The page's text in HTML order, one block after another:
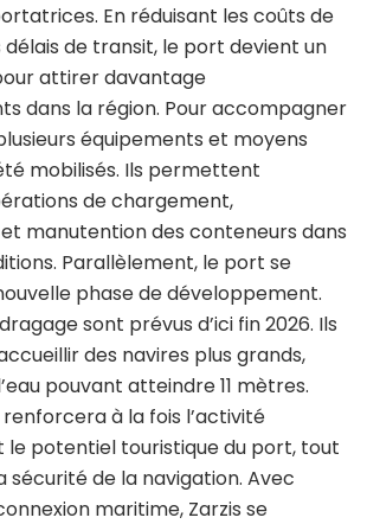
En réduisant les coûts de
de transit, le port devient un
attirer davantage
dans la région. Pour accompagner
équipements et moyens
mobilisés. Ils permettent
de chargement,
manutention des conteneurs dans
Parallèlement, le port se
phase de développement.
sont prévus d’ici fin 2026. Ils
des navires plus grands,
pouvant atteindre 11 mètres.
à la fois l’activité
potentiel touristique du port, tout
sécurité de la navigation. Avec
maritime, Zarzis se